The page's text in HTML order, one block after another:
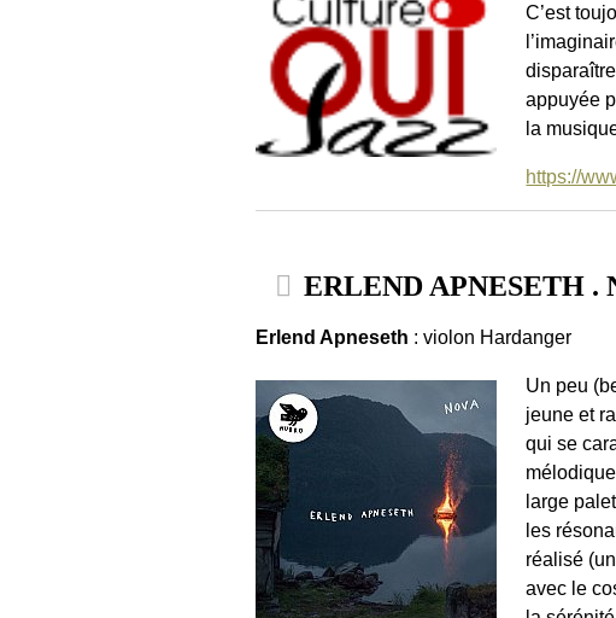
C’est
appuyée
la
https://
ERLEND APNESETH .
Erlend Apneseth : violon Hardanger
Un peu
jeune et
qui se
large
les
réalisé
avec le